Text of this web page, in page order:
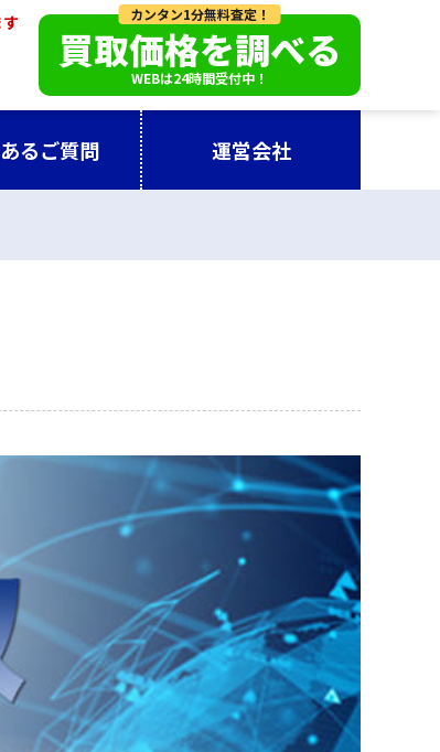
カンタン1分無料査定！
買取価格を調べる
WEBは24時間受付中！
るご質問 運営会社